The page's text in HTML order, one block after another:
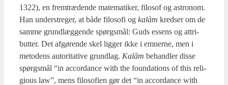
1322), en frem­træ­den­de mate­ma­ti­ker, filo­sof og astro­nom.
Han under­stre­ger, at både filo­so­fi og kalām kred­ser om de
sam­me grund­læg­gen­de spørgs­mål: Guds essens og attri­
but­ter. Det afgø­ren­de skel lig­ger ikke i emner­ne, men i
meto­dens auto­ri­ta­ti­ve grund­lag. Kalām behand­ler dis­se
spørgs­mål “in accor­dan­ce with the foun­da­tions of this reli­
gious law”, mens filo­so­fi­en gør det “in accor­dan­ce with